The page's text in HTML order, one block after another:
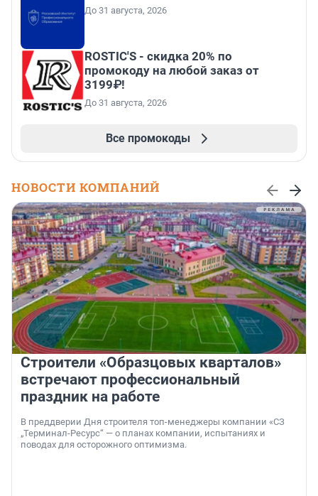
До 31 августа, 2026
ROSTIC'S - скидка 20% по
промокоду на любой заказ от
3199₽!
До 31 августа, 2026
Все промокоды
НОВОСТИ КОМПАНИЙ
Строители «Образцовых кварталов»
встречают профессиональный
праздник на работе
В преддверии Дня строителя топ-менеджеры компании «СЗ
„Терминал-Ресурс“ — о планах компании, испытаниях и
поводах для осторожного оптимизма.